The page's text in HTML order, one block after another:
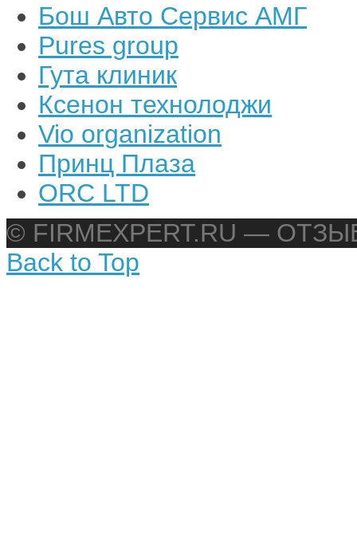
Бош Авто Сервис АМГ
Pures group
Гута клиник
Ксенон технолоджи
Vio organization
Принц Плаза
ORC LTD
© FIRMEXPERT.RU —
Back to Top